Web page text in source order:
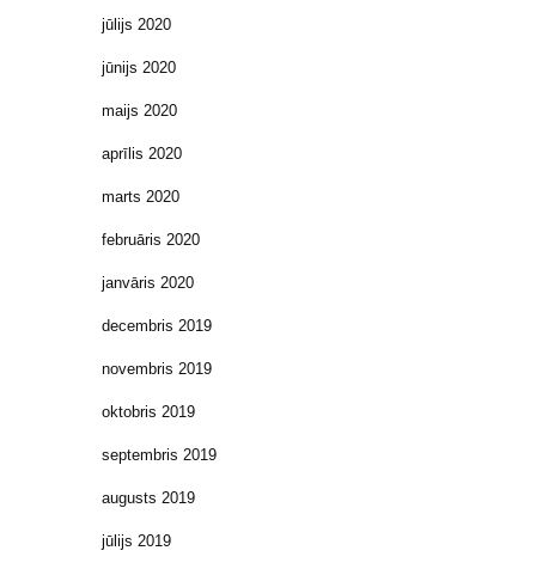
jūlijs 2020
jūnijs 2020
maijs 2020
aprīlis 2020
marts 2020
februāris 2020
janvāris 2020
decembris 2019
novembris 2019
oktobris 2019
septembris 2019
augusts 2019
jūlijs 2019